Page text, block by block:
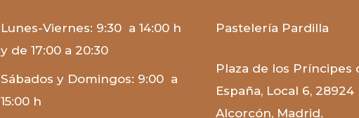
Lunes-Viernes: 9:30 a 14:00 h
y de 17:00 a 20:30
Sábados y Domingos: 9:00 a
15:00 h
Pastelería Pardilla
Plaza de los Príncipes
España, Local 6, 28924
Alcorcón, Madrid.